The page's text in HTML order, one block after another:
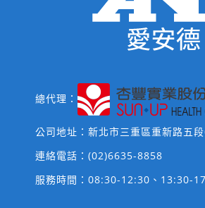
總代理：
公司地址：新北市三重區重新路五
連絡電話： (02)6635-8858
服務時間：08:30-12:30、13:30-